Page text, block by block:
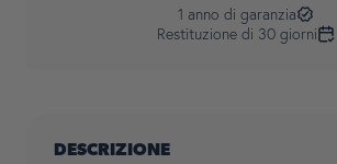
1 anno di garanzia
Restituzione di 30 giorni
DESCRIZIONE